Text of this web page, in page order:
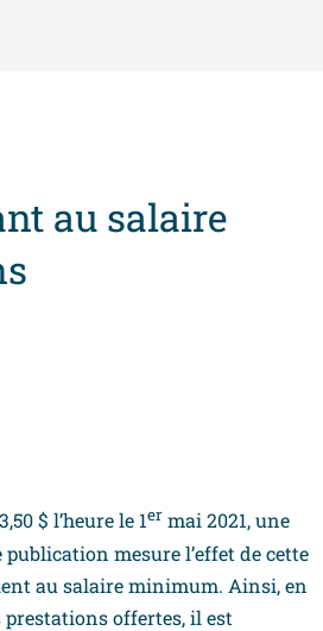
au salaire
$ l’heure le 1er mai 2021, une
mesure l’effet de cette
au salaire minimum. Ainsi, en
offertes, il est